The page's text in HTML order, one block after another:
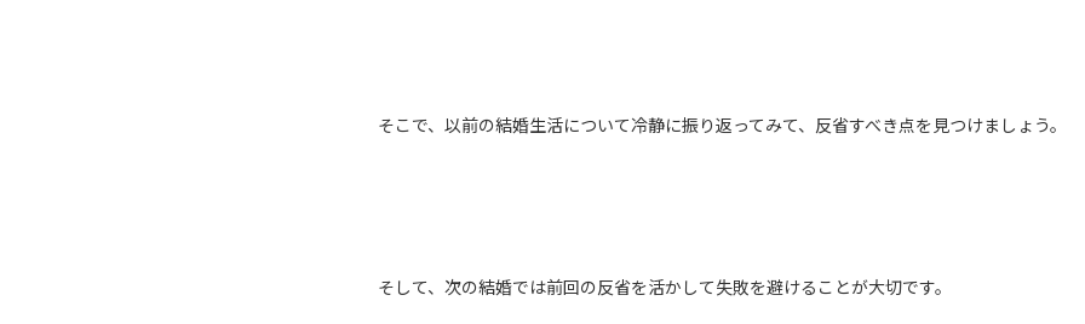
そこで、以前の結婚生活について冷静に振り返ってみて、反省すべき点を見つけましょう。
そして、次の結婚では前回の反省を活かして失敗を避けることが大切です。